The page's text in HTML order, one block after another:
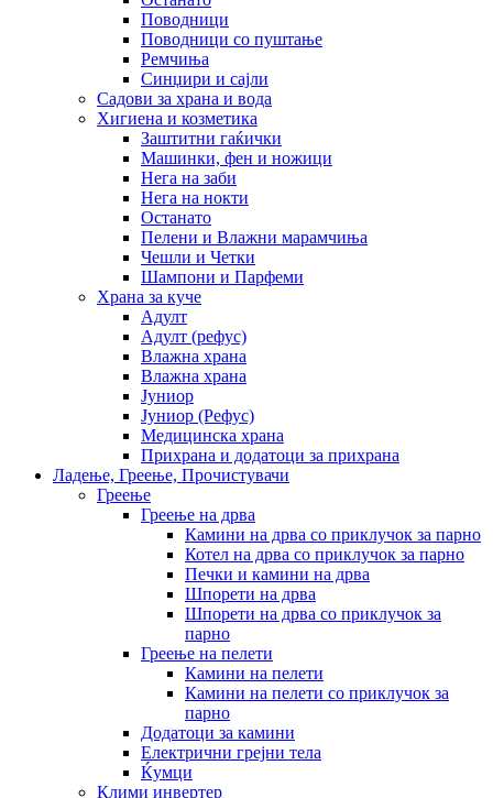
Поводници
Поводници со пуштање
Ремчиња
Синџири и сајли
Садови за храна и вода
Хигиена и козметика
Заштитни гаќички
Машинки, фен и ножици
Нега на заби
Нега на нокти
Останато
Пелени и Влажни марамчиња
Чешли и Четки
Шампони и Парфеми
Храна за куче
Адулт
Адулт (рефус)
Влажна храна
Влажна храна
Јуниор
Јуниор (Рефус)
Медицинска храна
Прихрана и додатоци за прихрана
Ладење, Греење, Прочистувачи
Греење
Греење на дрва
Камини на дрва со приклучок за парно
Котел на дрва со приклучок за парно
Печки и камини на дрва
Шпорети на дрва
Шпорети на дрва со приклучок за
парно
Греење на пелети
Камини на пелети
Камини на пелети со приклучок за
парно
Додатоци за камини
Електрични грејни тела
Ќумци
Клими инвертер